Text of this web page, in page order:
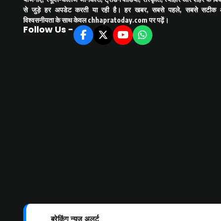
से जुड़े हर अपडेट करती या रही है। हर खबर, सबसे पहले, सबसे सटीक
विश्वसनीयता के साथ केवलchhapratoday.comपर पढ़ें।
Follow Us -
ब्रेकिंग न्यूज़ अलर्ट